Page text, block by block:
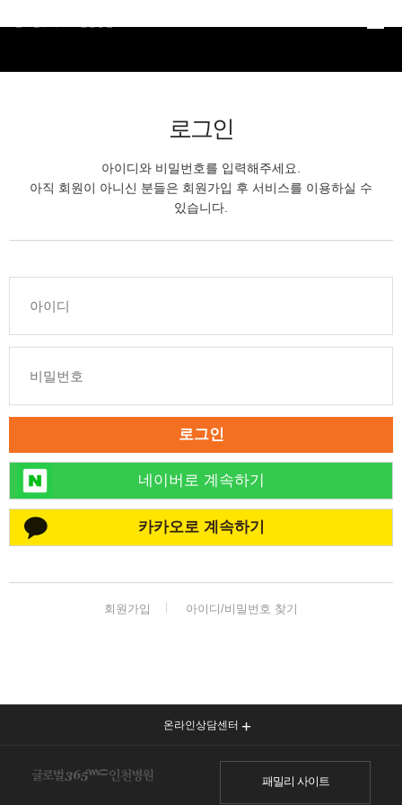
로그인
아이디와 비밀번호를 입력해주세요.
아직 회원이 아니신 분들은 회원가입 후 서비스를 이용하실 수
있습니다.
로그인
네이버로 계속하기
카카오로 계속하기
회원가입 아이디/비밀번호 찾기
온라인상담센터
패밀리 사이트